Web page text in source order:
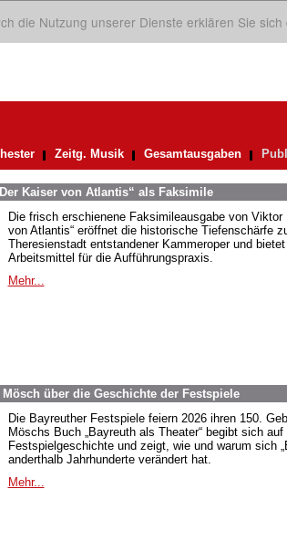
die Nutzung unserer Dienste erklären Sie
Zeitg. Musik Gesamtausgaben
Kaiser von Atlantis“ als Faksimile
Die frisch erschienene Faksimileausgabe von Viktor
von Atlantis“ eröffnet die historische Tiefenschärfe
Theresienstadt entstandener Kammeroper und
Arbeitsmittel für die Aufführungspraxis.
Mehr...
über die Geschichte der Festspiele
Die Bayreuther Festspiele feiern 2026 ihren 150.
Möschs Buch „Bayreuth als Theater“ begibt sich
Festspielgeschichte und zeigt, wie und warum sich
anderthalb Jahrhunderte verändert hat.
Mehr...